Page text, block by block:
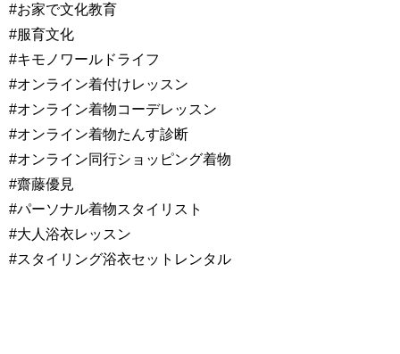
#お家で文化教育
#服育文化
#キモノワールドライフ
#オンライン着付けレッスン
#オンライン着物コーデレッスン
#オンライン着物たんす診断
#オンライン同行ショッピング着物
#齋藤優見
#パーソナル着物スタイリスト
#大人浴衣レッスン
#スタイリング浴衣セットレンタル